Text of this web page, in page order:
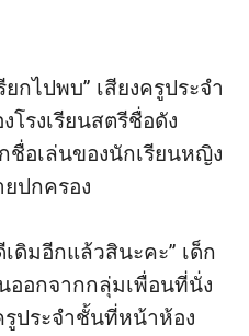
กไปพบ” เสียงครูประจำ
รงเรียนสตรีชื่อดัง
ชื่อเล่นของนักเรียนหญิง
ปกครอง
ดิมอีกแล้วสินะคะ” เด็ก
อกจากกลุ่มเพื่อนที่นั่ง
ประจำชั้นที่หน้าห้อง